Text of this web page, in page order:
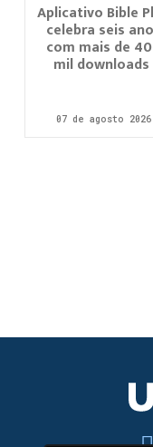
Aplicativo Bible
celebra seis
com mais de
mil downloads
07 de agosto 2026